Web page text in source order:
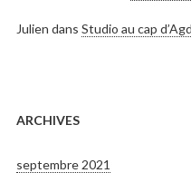
Julien dans Studio au cap
ARCHIVES
septembre 2021